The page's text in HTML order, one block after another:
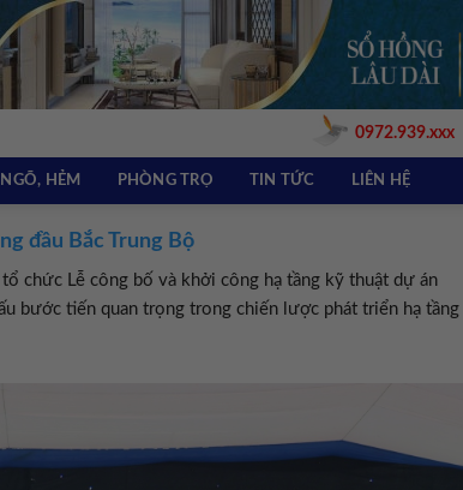
0972.939.xxx
HẺM PHÒNG TRỌ TIN TỨC LIÊN HỆ
đầu Bắc Trung Bộ
chức Lễ công bố và khởi công hạ tầng kỹ thuật dự án
bước tiến quan trọng trong chiến lược phát triển hạ tầng